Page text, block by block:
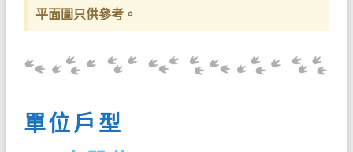
平面圖只供參考。
單位戶型